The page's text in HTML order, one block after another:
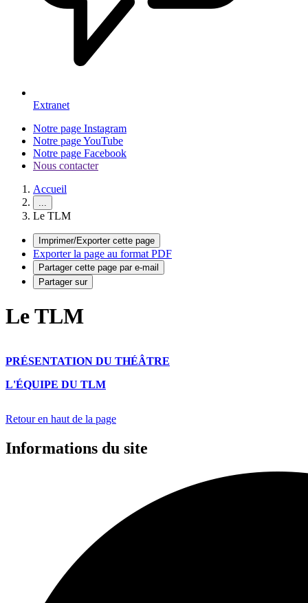
Extranet
Notre page Instagram
Notre page YouTube
Notre page Facebook
Nous contacter
Accueil
...
Le TLM
Imprimer/Exporter cette page
Exporter la page au format PDF
Partager cette page par e-mail
Partager sur
Le TLM
PRÉSENTATION DU THÉÂTRE
L'ÉQUIPE DU TLM
Retour en haut de la page
Informations du site